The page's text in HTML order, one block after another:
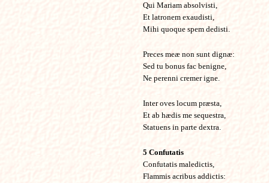
Qui Mariam absolvisti,
Et latronem exaudisti,
Mihi quoque spem dedisti.
Preces meæ non sunt dignæ:
Sed tu bonus fac benigne,
Ne perenni cremer igne.
Inter oves locum præsta,
Et ab hædis me sequestra,
Statuens in parte dextra.
5 Confutatis
Confutatis maledictis,
Flammis acribus addictis: